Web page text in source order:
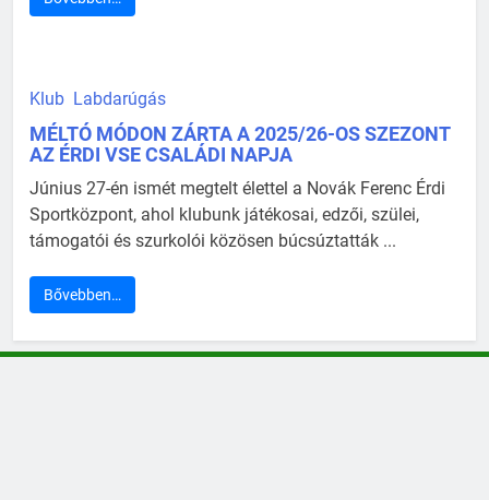
Klub Labdarúgás
MÉLTÓ MÓDON ZÁRTA A 2025/26-OS SZEZONT
AZ ÉRDI VSE CSALÁDI NAPJA
Június 27-én ismét megtelt élettel a Novák Ferenc Érdi
Sportközpont, ahol klubunk játékosai, edzői, szülei,
támogatói és szurkolói közösen búcsúztatták ...
Bővebben…